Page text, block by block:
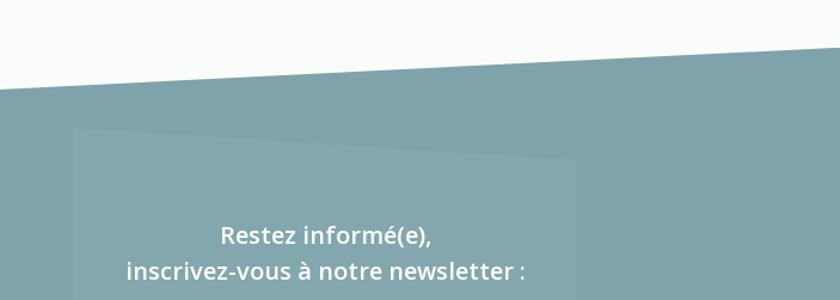
Restez informé(e),
inscrivez-vous à notre newsletter :